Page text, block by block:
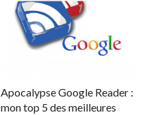
Apocalypse Google Reader :
mon top 5 des meilleures